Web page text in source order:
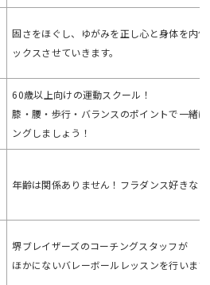
固さをほぐし、ゆがみを正し心と身体を内
ックスさせていきます。
60歳以上向けの運動スクール！
膝・腰・歩行・バランスのポイントで一緒
ングしましょう！
年齢は関係ありません！フラダンス好きな
堺ブレイザーズのコーチングスタッフが
ほかにないバレーボールレッスンを行いま